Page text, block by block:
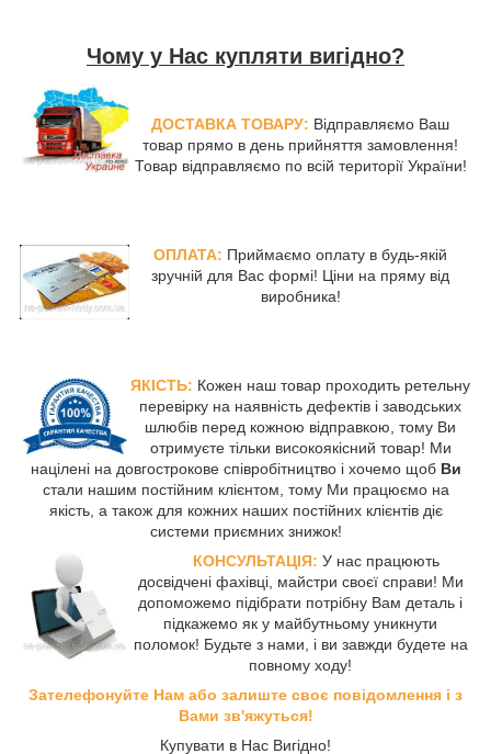
Чому у Нас купляти вигідно?
ДОСТАВКА ТОВАРУ: Відправляємо Ваш
товар прямо в день прийняття замовлення!
Товар відправляємо по всій території України!
ОПЛАТА: Приймаємо оплату в будь-якій
зручній для Вас формі! Ціни на пряму від
виробника!
ЯКІСТЬ: Кожен наш товар проходить ретельну
перевірку на наявність дефектів і заводських
шлюбів перед кожною відправкою, тому Ви
отримуєте тільки високоякісний товар! Ми
націлені на довгострокове співробітництво і хочемо щоб Ви
стали нашим постійним клієнтом, тому Ми працюємо на
якість, а також для кожних наших постійних клієнтів діє
системи приємних знижок!
КОНСУЛЬТАЦІЯ: У нас працюють
досвідчені фахівці, майстри своєї справи! Ми
допоможемо підібрати потрібну Вам деталь і
підкажемо як у майбутньому уникнути
поломок! Будьте з нами, і ви завжди будете на
повному ходу!
Зателефонуйте Нам або залиште своє повідомлення і з
Вами зв'яжуться!
Купувати в Нас Вигідно!